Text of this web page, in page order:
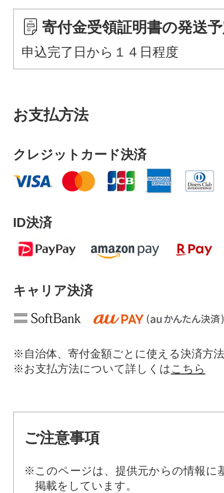
寄付金受領証明書の発送
申込完了日から１４日程度
お支払方法
クレジットカード決済
ID決済
キャリア決済
※自治体、寄付金額ごとに使える決済方
※お支払方法について詳しくは こちら
ご注意事項
※このページは、提供元からの情報に
掲載をしています。